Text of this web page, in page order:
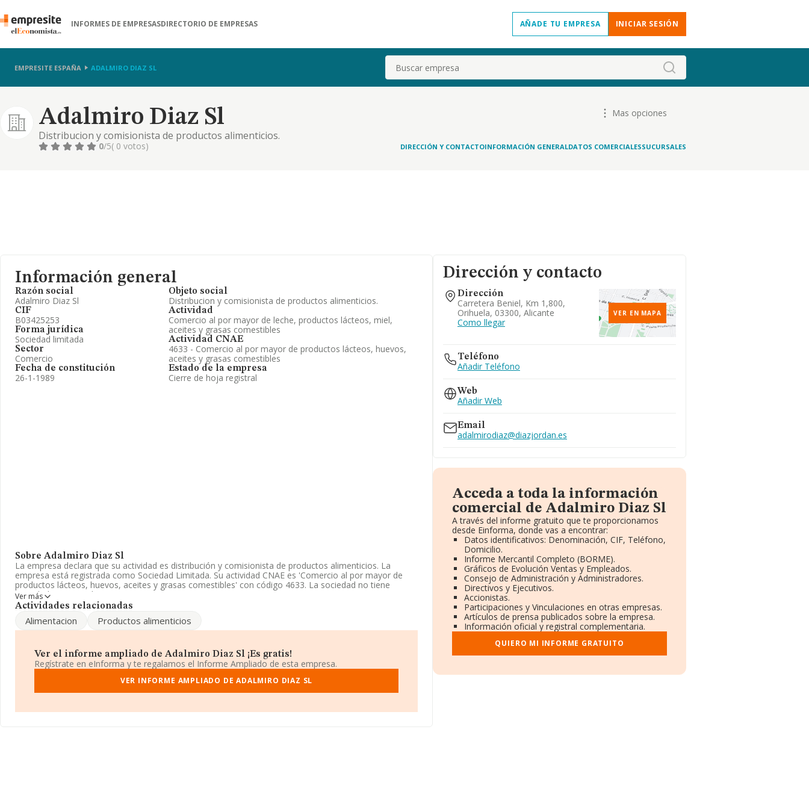
INFORMES DE EMPRESASDIRECTORIO DE EMPRESAS AÑADE TU EMPRESA INICIAR SESIÓN
EMPRESITE ESPAÑA ADALMIRO DIAZ SL Buscar
Adalmiro Diaz Sl
Distribucion y comisionista de productos alimenticios.
Mas opciones
0/5( 0 votos) DIRECCIÓN Y CONTACTOINFORMACIÓN GENERALDATOS COMERCIALESSUCURSALES
Información general
Razón social
Adalmiro Diaz Sl
CIF
B03425253
Forma jurídica
Sociedad limitada
Sector
Comercio
Fecha de constitución
26-1-1989
Objeto social
Distribucion y comisionista de productos alimenticios.
Actividad
Comercio al por mayor de leche, productos lácteos, miel,
aceites y grasas comestibles
Actividad CNAE
4633 - Comercio al por mayor de productos lácteos, huevos,
aceites y grasas comestibles
Estado de la empresa
Cierre de hoja registral
Sobre Adalmiro Diaz Sl
La empresa declara que su actividad es distribución y comisionista de productos alimenticios. La
empresa está registrada como Sociedad Limitada. Su actividad CNAE es 'Comercio al por mayor de
productos lácteos, huevos, aceites y grasas comestibles' con código 4633. La sociedad no tiene
actividad en mercados exteriores.
en INFORMA, el número de empleados de la compañía ha estado por debajo de la media de sector.
La empresaAdalmiro Diaz S.L, con número de identificación fiscal B03425253, Orihuela, en Alicante,
Comunidad Valenciana.
En relación con el sector y disponiendo de los datos de hasta 3.404 empresas, a nivel nacional la
de euros entre todas las compañías. Para aportar ulterior información de interés en el ámbito
Ver más
Actividades relacionadas
Alimentacion Productos alimenticios
Ver el informe ampliado de Adalmiro Diaz Sl ¡Es gratis!
Regístrate en eInforma y te regalamos el Informe Ampliado de esta empresa.
VER INFORME AMPLIADO DE ADALMIRO DIAZ SL
Dirección y contacto
Dirección
Carretera Beniel, Km 1,800,
Orihuela, 03300, Alicante
Como llegar
VER EN MAPA
Teléfono
Añadir Teléfono
Web
Añadir Web
Email
adalmirodiaz@diazjordan.es
Acceda a toda la información
comercial de Adalmiro Diaz Sl
A través del informe gratuito que te proporcionamos
desde Einforma, donde vas a encontrar:
Datos identificativos: Denominación, CIF, Teléfono,
Domicilio.
Informe Mercantil Completo (BORME).
Gráficos de Evolución Ventas y Empleados.
Consejo de Administración y Administradores.
Directivos y Ejecutivos.
Accionistas.
Participaciones y Vinculaciones en otras empresas.
Artículos de prensa publicados sobre la empresa.
Información oficial y registral complementaria.
QUIERO MI INFORME GRATUITO